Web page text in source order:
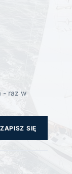
- raz w
ZAPISZ SIĘ